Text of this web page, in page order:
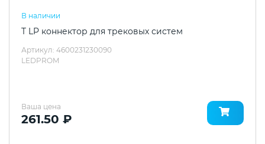
В наличии
T LP коннектор для трековых систем
Артикул: 4600231230090
LEDPROM
Ваша цена
261.50 ₽